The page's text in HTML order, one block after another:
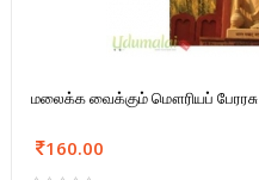
மலைக்க வைக்கும் மௌரியப் பேரரசு
160.00